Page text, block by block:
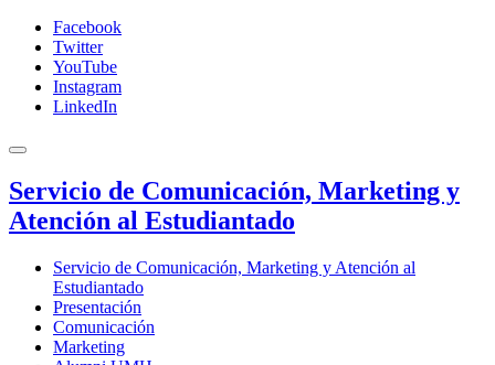
Facebook
Twitter
YouTube
Instagram
LinkedIn
Servicio de Comunicación, Marketing y
Atención al Estudiantado
Servicio de Comunicación, Marketing y Atención al
Estudiantado
Presentación
Comunicación
Marketing